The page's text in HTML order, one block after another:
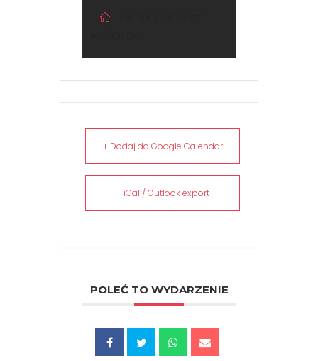
+ Dodaj do Google Calendar
+ iCal / Outlook export
POLEĆ TO WYDARZENIE